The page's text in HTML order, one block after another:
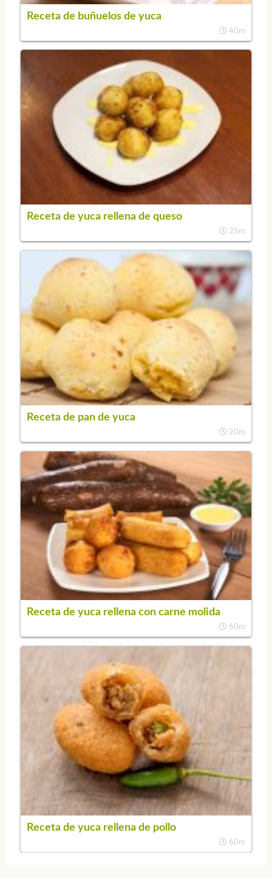
Receta de buñuelos de yuca
40m
Receta de yuca rellena de queso
25m
Receta de pan de yuca
20m
Receta de yuca rellena con carne molida
60m
Receta de yuca rellena de pollo
60m